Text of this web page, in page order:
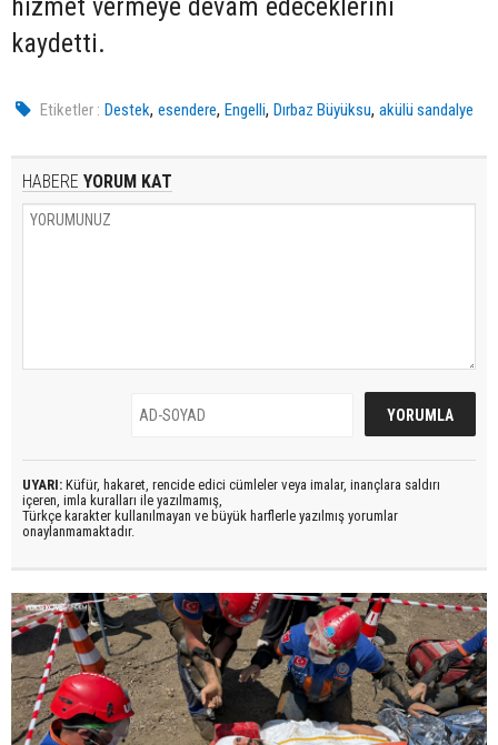
hizmet vermeye devam edeceklerini
kaydetti.
Etiketler : Destek,esendere,Engelli,Dırbaz Büyüksu,akülü sandalye
HABERE YORUM KAT
UYARI: Küfür, hakaret, rencide edici cümleler veya imalar, inançlara saldırı
içeren, imla kuralları ile yazılmamış,
Türkçe karakter kullanılmayan ve büyük harflerle yazılmış yorumlar
onaylanmamaktadır.